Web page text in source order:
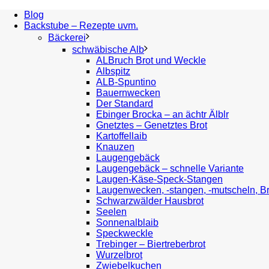
Blog
Backstube – Rezepte uvm.
Bäckerei
schwäbische Alb
ALBruch Brot und Weckle
Albspitz
ALB-Spuntino
Bauernwecken
Der Standard
Ebinger Brocka – an ächtr Älblr
Gnetztes – Genetztes Brot
Kartoffellaib
Knauzen
Laugengebäck
Laugengebäck – schnelle Variante
Laugen-Käse-Speck-Stangen
Laugenwecken, -stangen, -mutscheln,
Schwarzwälder Hausbrot
Seelen
Sonnenalblaib
Speckweckle
Trebinger – Biertreberbrot
Wurzelbrot
Zwiebelkuchen